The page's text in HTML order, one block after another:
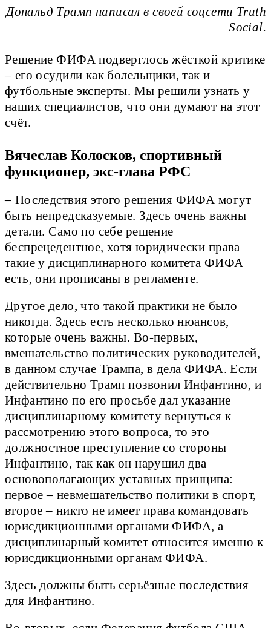
Дональд Трамп написал в своей соцсети Truth
Social.
Решение ФИФА подверглось жёсткой критике
– его осудили как болельщики, так и
футбольные эксперты. Мы решили узнать у
наших специалистов, что они думают на этот
счёт.
Вячеслав Колосков, спортивный
функционер, экс-глава РФС
– Последствия этого решения ФИФА могут
быть непредсказуемые. Здесь очень важны
детали. Само по себе решение
беспрецедентное, хотя юридически права
такие у дисциплинарного комитета ФИФА
есть, они прописаны в регламенте.
Другое дело, что такой практики не было
никогда. Здесь есть несколько нюансов,
которые очень важны. Во-первых,
вмешательство политических руководителей,
в данном случае Трампа, в дела ФИФА. Если
действительно Трамп позвонил Инфантино, и
Инфантино по его просьбе дал указание
дисциплинарному комитету вернуться к
рассмотрению этого вопроса, то это
должностное преступление со стороны
Инфантино, так как он нарушил два
основополагающих уставных принципа:
первое – невмешательство политики в спорт,
второе – никто не имеет права командовать
юрисдикционными органами ФИФА, а
дисциплинарный комитет относится именно к
юрисдикционными органам ФИФА.
Здесь должны быть серьёзные последствия
для Инфантино.